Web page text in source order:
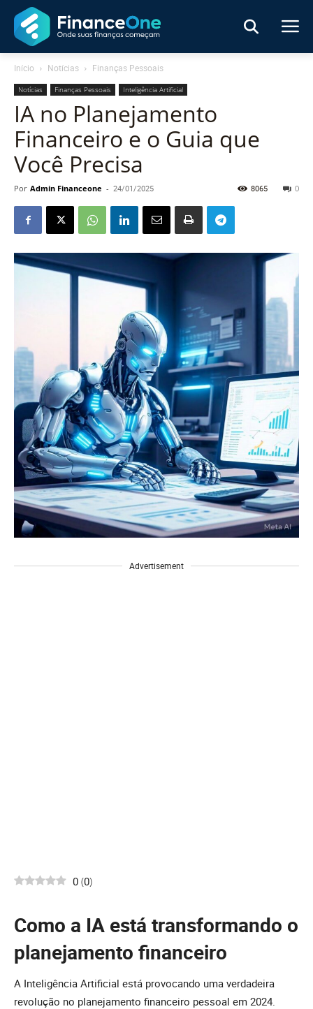
Início Notícias Finanças Pessoais
Notícias Finanças Pessoais Inteligência Artificial
IA no Planejamento
Financeiro e o Guia que
Você Precisa
Por Admin Financeone - 24/01/2025 0
8065
Advertisement
0 (0)
Como a IA está transformando o
planejamento financeiro
A Inteligência Artificial está provocando uma verdadeira
revolução no planejamento financeiro pessoal em 2024.